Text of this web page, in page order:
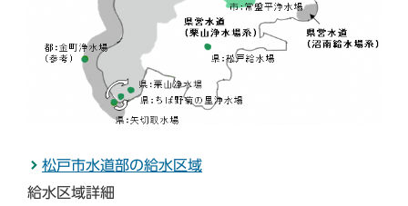
松戸市水道部の給水区域
給水区域詳細